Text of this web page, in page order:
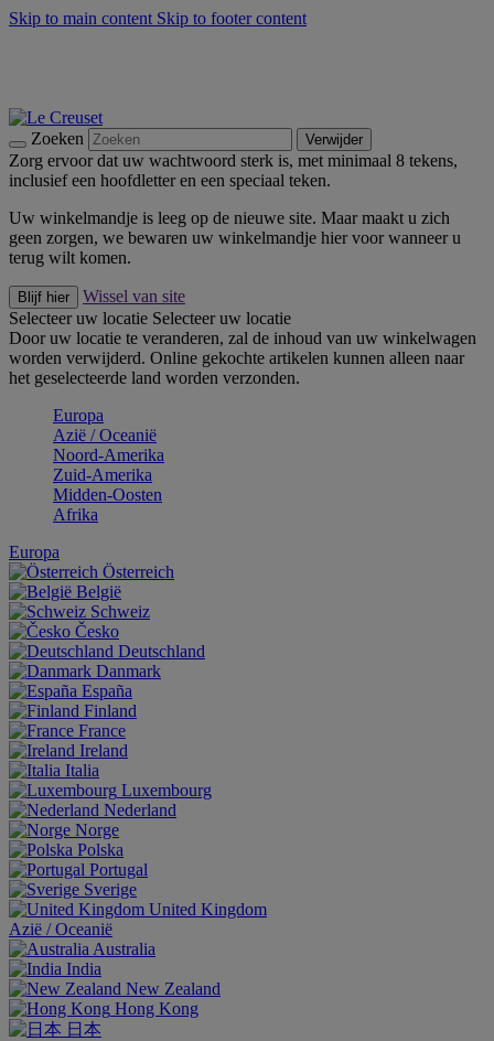
Skip to main content Skip to footer content
Zoeken Verwijder
Zorg ervoor dat uw wachtwoord sterk is, met minimaal 8 tekens,
inclusief een hoofdletter en een speciaal teken.
Uw winkelmandje is leeg op de nieuwe site. Maar maakt u zich
geen zorgen, we bewaren uw winkelmandje hier voor wanneer u
terug wilt komen.
Blijf hier
Wissel van site
Selecteer uw locatie Selecteer uw locatie
Door uw locatie te veranderen, zal de inhoud van uw winkelwagen
worden verwijderd. Online gekochte artikelen kunnen alleen naar
het geselecteerde land worden verzonden.
Europa
Aziё / Oceaniё
Noord-Amerika
Zuid-Amerika
Midden-Oosten
Afrika
Europa
Österreich
België
Schweiz
Česko
Deutschland
Danmark
España
Finland
France
Ireland
Italia
Luxembourg
Nederland
Norge
Polska
Portugal
Sverige
United Kingdom
Aziё / Oceaniё
Australia
India
New Zealand
Hong Kong
日本